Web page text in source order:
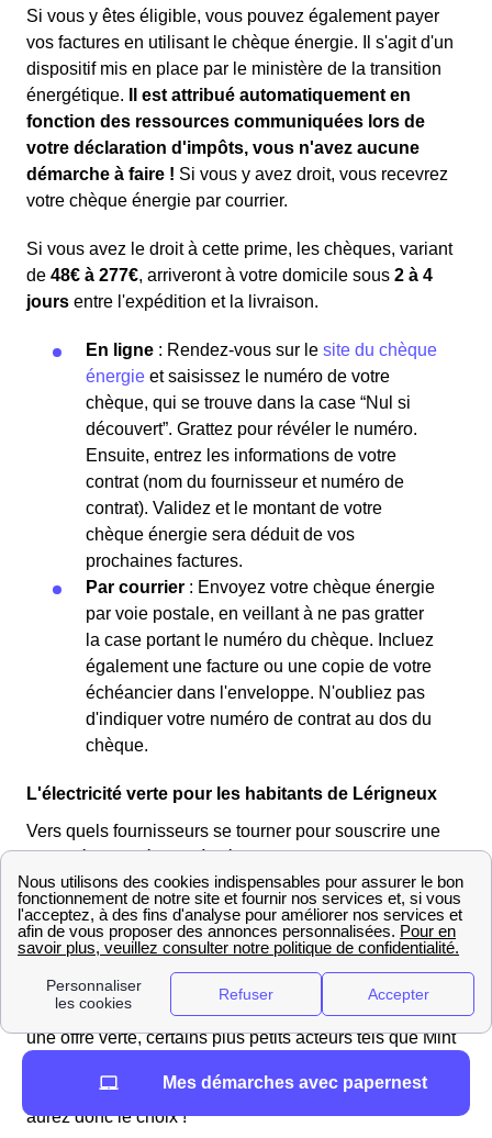
Si vous y êtes éligible, vous pouvez également payer
vos factures en utilisant le chèque énergie. Il s'agit d'un
dispositif mis en place par le ministère de la transition
énergétique.
Il est attribué automatiquement en
fonction des ressources communiquées lors de
votre déclaration d'impôts, vous n'avez aucune
démarche à faire ! Si vous y avez droit, vous recevrez
votre chèque énergie par courrier.
Si vous avez le droit à cette prime, les chèques, variant
de 48€ à 277€, arriveront à votre domicile sous 2 à 4
jours entre l'expédition et la livraison.
En ligne : Rendez-vous sur le site du chèque
énergie et saisissez le numéro de votre
chèque, qui se trouve dans la case “Nul si
découvert”. Grattez pour révéler le numéro.
Ensuite, entrez les informations de votre
contrat (nom du fournisseur et numéro de
contrat). Validez et le montant de votre
chèque énergie sera déduit de vos
prochaines factures.
Par courrier : Envoyez votre chèque énergie
par voie postale, en veillant à ne pas gratter
la case portant le numéro du chèque. Incluez
également une facture ou une copie de votre
échéancier dans l'enveloppe. N'oubliez pas
d'indiquer votre numéro de contrat au dos du
chèque.
L'électricité verte pour les habitants de Lérigneux
Vers quels fournisseurs se tourner pour souscrire une
offre d'électricité verte à Lérigneux ?
Les habitants de Lérigneux auront le choix, puisque la
plupart des fournisseurs d'énergie se mettent au vert,
certains n'hésitant plus à se spécialiser dans le
domaine. De ce fait, si les fournisseurs les plus
importants tels que TotalEnergies ou EDF proposent
une offre verte, certains plus petits acteurs tels que Mint
verte une priorité : en Auvergne-Rhône-Alpes, vous
aurez donc le choix !
Mes démarches avec papernest